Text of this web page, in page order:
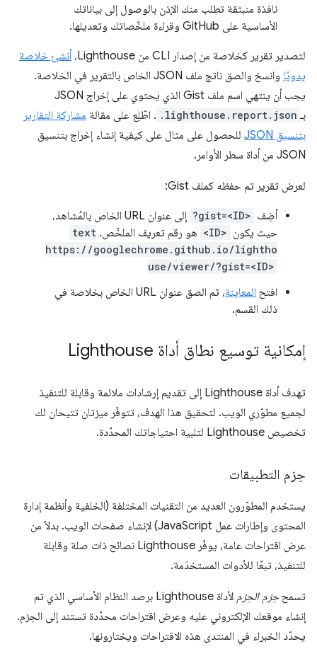
نافذة منبثقة تطلب منك الإذن بالوصول إلى بياناتك
الأساسية على GitHub وقراءة ملخّصاتك وتعديلها.
لتصدير تقرير كخلاصة من إصدار CLI من Lighthouse،
أنشئ خلاصة
يدويًا
وانسخ والصق ناتج ملف JSON الخاص بالتقرير في الخلاصة.
يجب أن ينتهي اسم ملف Gist الذي يحتوي على إخراج JSON
بـ .lighthouse.report.json . اطّلِع على مقالة مشاركة التقارير
بتنسيق JSON
للحصول على مثال على كيفية إنشاء إخراج بتنسيق
JSON من أداة سطر الأوامر.
لعرض تقرير تم حفظه كملف Gist:
أضِف ?gist=<ID>
إلى عنوان URL الخاص بالمُشاهد،
حيث يكون <ID> هو رقم تعريف الملخّص. text
https://googlechrome.github.io/lightho
use/viewer/?gist=<ID>
افتح المعاينة
، ثم الصق عنوان URL الخاص بخلاصة في
ذلك القسم.
إمكانية توسيع نطاق أداة Lighthouse
تهدف أداة Lighthouse إلى تقديم إرشادات ملائمة وقابلة للتنفيذ
لجميع مطوّري الويب. لتحقيق هذا الهدف، تتوفّر ميزتان تتيحان لك
تخصيص Lighthouse لتلبية احتياجاتك المحدّدة.
حِزم التطبيقات
يستخدم المطوّرون العديد من التقنيات المختلفة (الخلفية وأنظمة إدارة
المحتوى وإطارات عمل JavaScript) لإنشاء صفحات الويب. بدلاً من
عرض اقتراحات عامة، يوفّر Lighthouse نصائح ذات صلة وقابلة
للتنفيذ، تبعًا للأدوات المستخدَمة.
تسمح حِزم الحِزم
لأداة Lighthouse برصد النظام الأساسي الذي تم
إنشاء موقعك الإلكتروني عليه وعرض اقتراحات محدّدة تستند إلى الحِزم.
يحدّد الخبراء في المنتدى هذه الاقتراحات ويختارونها.